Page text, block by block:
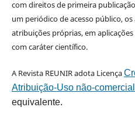
com direitos de primeira
um periódico de acesso público,
atribuições próprias, em
com caráter científico.
A Revista REUNIR adota Licença
Atribuição-Uso não-
equivalente.